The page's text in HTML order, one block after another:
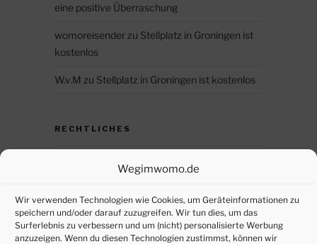
Wegimwomo.de
Wir verwenden Technologien wie Cookies, um Geräteinformationen zu
speichern und/oder darauf zuzugreifen. Wir tun dies, um das
Surferlebnis zu verbessern und um (nicht) personalisierte Werbung
anzuzeigen. Wenn du diesen Technologien zustimmst, können wir
eine positive Überraschung
womoreisenderzu Stellplatz in Groningen ist
kostenlos
W.v.M zu Stellplatz in Groningen ist kostenlos
RECHTLICHES
Impressum